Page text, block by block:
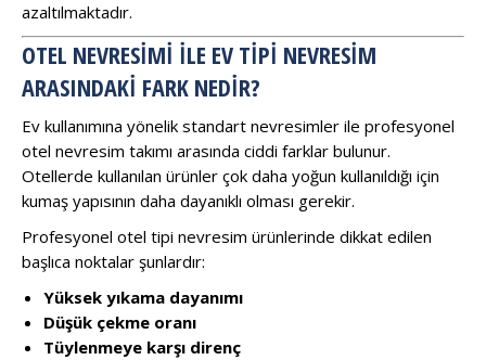
azaltılmaktadır.
OTEL NEVRESIMI ILE EV TIPI NEVRESIM
ARASINDAKI FARK NEDIR?
Ev kullanımına yönelik standart nevresimler ile profesyonel
otel nevresim takımı arasında ciddi farklar bulunur.
Otellerde kullanılan ürünler çok daha yoğun kullanıldığı için
kumaş yapısının daha dayanıklı olması gerekir.
Profesyonel otel tipi nevresim ürünlerinde dikkat edilen
başlıca noktalar şunlardır:
Yüksek yıkama dayanımı
Düşük çekme oranı
Tüylenmeye karşı direnç